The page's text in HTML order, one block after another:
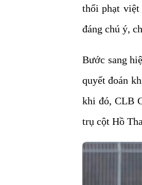
thổi phạt việt
đáng chú ý,
Bước sang
quyết đoán
khi đó, CLB
trụ cột Hồ